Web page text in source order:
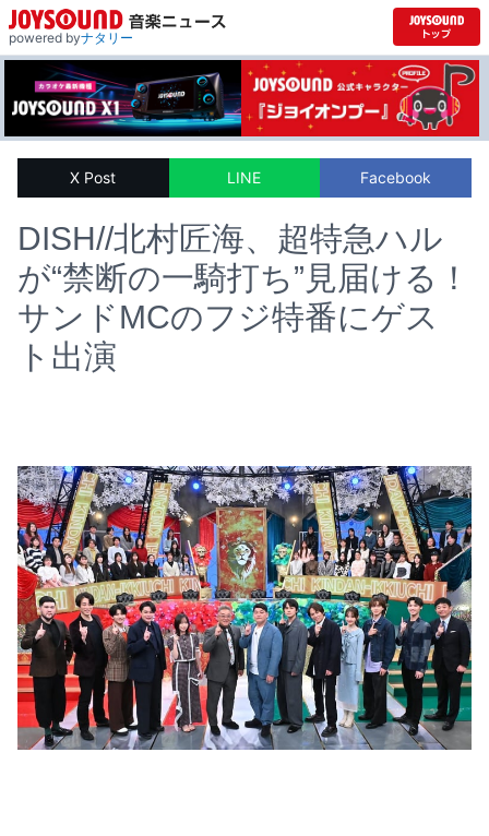
powered byナタリー
X Post LINE Facebook
DISH//北村匠海、超特急ハル
が“禁断の一騎打ち”見届ける！
サンドMCのフジ特番にゲス
ト出演